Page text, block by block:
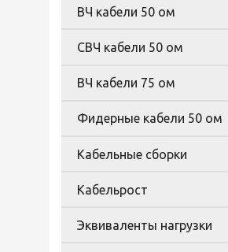
ВЧ кабели 50 ом
СВЧ кабели 50 ом
ВЧ кабели 75 ом
Фидерные кабели 50 ом
Кабельные сборки
Кабельрост
Эквиваленты нагрузки